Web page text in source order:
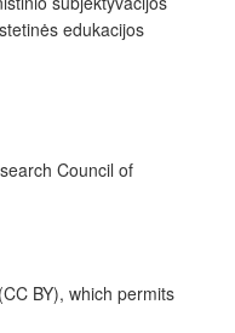
edukacijos
Council of
(CC BY), which permits